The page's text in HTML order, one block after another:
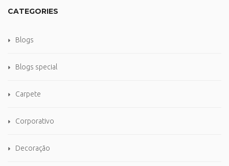
CATEGORIES
Blogs
Blogs special
Carpete
Corporativo
Decoração